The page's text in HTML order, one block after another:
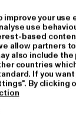
med
your use
use
based
allow partners
also include
countries
If you
By clicking